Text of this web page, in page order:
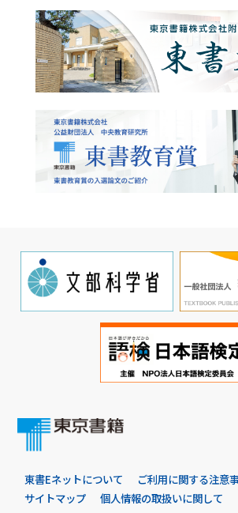
東書Eネットについて ご利用に関する注意
サイトマップ
個人情報の取扱いに関して